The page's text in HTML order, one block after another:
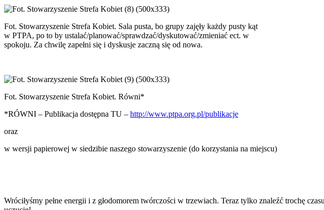
Fot. Stowarzyszenie Strefa Kobiet. Sala pusta, bo grupy zajęły każdy pusty kąt
w PTPA, po to by ustalać/planować/sprawdzać/dyskutować/zmieniać ect. w
spokoju. Za chwilę zapełni się i dyskusje zaczną się od nowa.
Fot. Stowarzyszenie Strefa Kobiet. Równi*
*RÓWNI – Publikacja dostępna TU – http://www.ptpa.org.pl/publikacje
oraz
w wersji papierowej w siedzibie naszego stowarzyszenie (do korzystania na miejscu)
Wróciłyśmy pełne energii i z głodomorem twórczości w trzewiach. Teraz tylko znaleźć trochę